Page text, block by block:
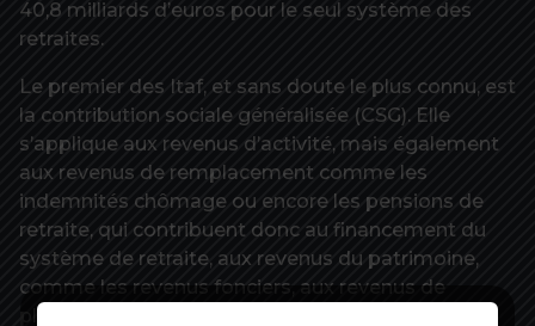
40,8 milliards d’euros pour le seul système des
retraites.
Le premier des Itaf, et sans doute le plus connu, est
la contribution sociale généralisée (CSG). Elle
s’applique aux revenus d’activité, mais également
aux revenus de remplacement comme les
indemnités chômage ou encore les pensions de
retraite, qui contribuent donc au financement du
système de retraite, aux revenus du patrimoine,
comme les revenus fonciers, aux revenus de
placement, comme les revenus mobiliers, ou